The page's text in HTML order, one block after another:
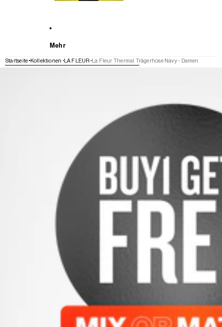
Mehr
Startseite Kollektionen LA FLEUR La Fleur Thermal Trägerhose Navy - Damen
WEITER ZU DEN PRODUKTINFORMATIONEN